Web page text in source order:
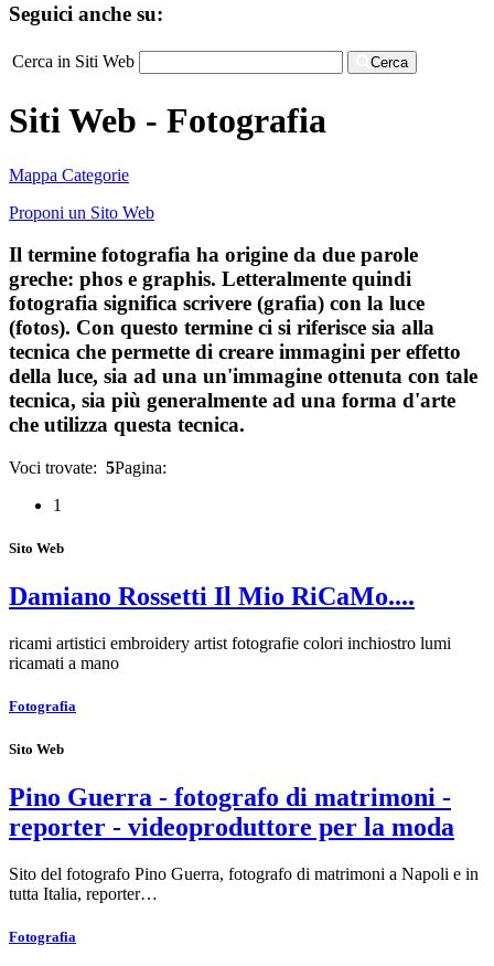
Seguici anche su:
Cerca in Siti Web Cerca
Siti Web - Fotografia
Mappa Categorie
Proponi un Sito Web
Il termine fotografia ha origine da due parole
greche: phos e graphis. Letteralmente quindi
fotografia significa scrivere (grafia) con la luce
(fotos). Con questo termine ci si riferisce sia alla
tecnica che permette di creare immagini per effetto
della luce, sia ad una un'immagine ottenuta con tale
tecnica, sia più generalmente ad una forma d'arte
che utilizza questa tecnica.
Voci trovate: 5Pagina:
1
Sito Web
Damiano Rossetti Il Mio RiCaMo....
ricami artistici embroidery artist fotografie colori inchiostro lumi
ricamati a mano
Fotografia
Sito Web
Pino Guerra - fotografo di matrimoni -
reporter - videoproduttore per la moda
Sito del fotografo Pino Guerra, fotografo di matrimoni a Napoli e in
tutta Italia, reporter…
Fotografia